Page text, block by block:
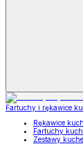
Fartuchy i rękawice
Rękawice
Fartuchy
Zestawy